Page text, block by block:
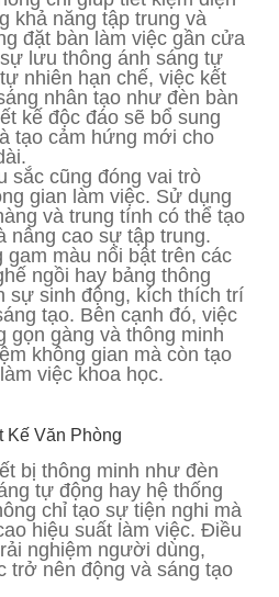
khả năng tập trung và
đặt bàn làm việc gần cửa
lưu thông ánh sáng tự
nhiên hạn chế, việc kết
nhân tạo như đèn bàn
kế độc đáo sẽ bổ sung
tạo cảm hứng mới cho
sắc cũng đóng vai trò
gian làm việc. Sử dụng
và trung tính có thể tạo
nâng cao sự tập trung.
màu nổi bật trên các
ngồi hay bảng thông
sự sinh động, kích thích trí
tạo. Bên cạnh đó, việc
gọn gàng và thông minh
không gian mà còn tạo
việc khoa học.
Kế Văn Phòng
bị thông minh như đèn
tự động hay hệ thống
chỉ tạo sự tiện nghi mà
hiệu suất làm việc. Điều
nghiệm người dùng,
trở nên động và sáng tạo